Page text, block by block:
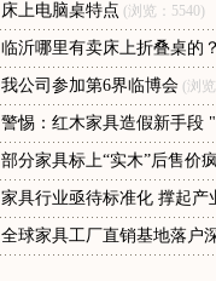
床上电脑桌特点 (浏览：5540)
临沂哪里有卖床上折叠桌的
我公司参加第6界临博会 (浏
警惕：红木家具造假新手段
部分家具标上“实木”后售价
家具行业亟待标准化 撑起产
全球家具工厂直销基地落户